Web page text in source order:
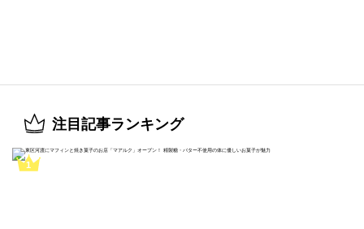
注目記事ランキング